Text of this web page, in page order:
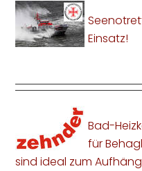
Einsatz!
Bad-
für
sind ideal zum